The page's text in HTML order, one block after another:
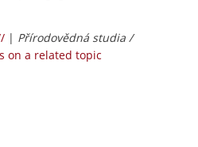
| Přírodovědná studia /
on a related topic